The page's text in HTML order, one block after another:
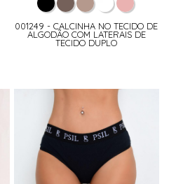
001249 - CALCINHA NO TECIDO DE
ALGODÃO COM LATERAIS DE
TECIDO DUPLO